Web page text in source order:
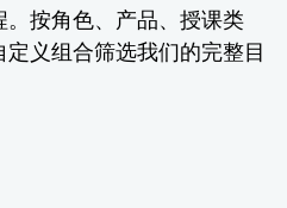
按角色、产品、授课类
义组合筛选我们的完整目